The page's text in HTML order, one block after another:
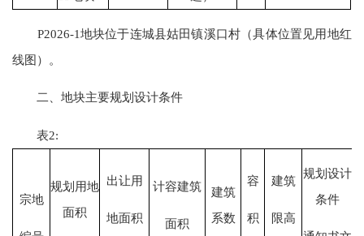
P2026-1地块位于连城县姑田镇溪口村（具体位置见用地红
线图）。
二、地块主要规划设计条件
表2:
宗地
规划用地
面积
出让用
地面积
计容建筑
面积
建筑
系数
容
积
建筑
限高
规划设计
条件